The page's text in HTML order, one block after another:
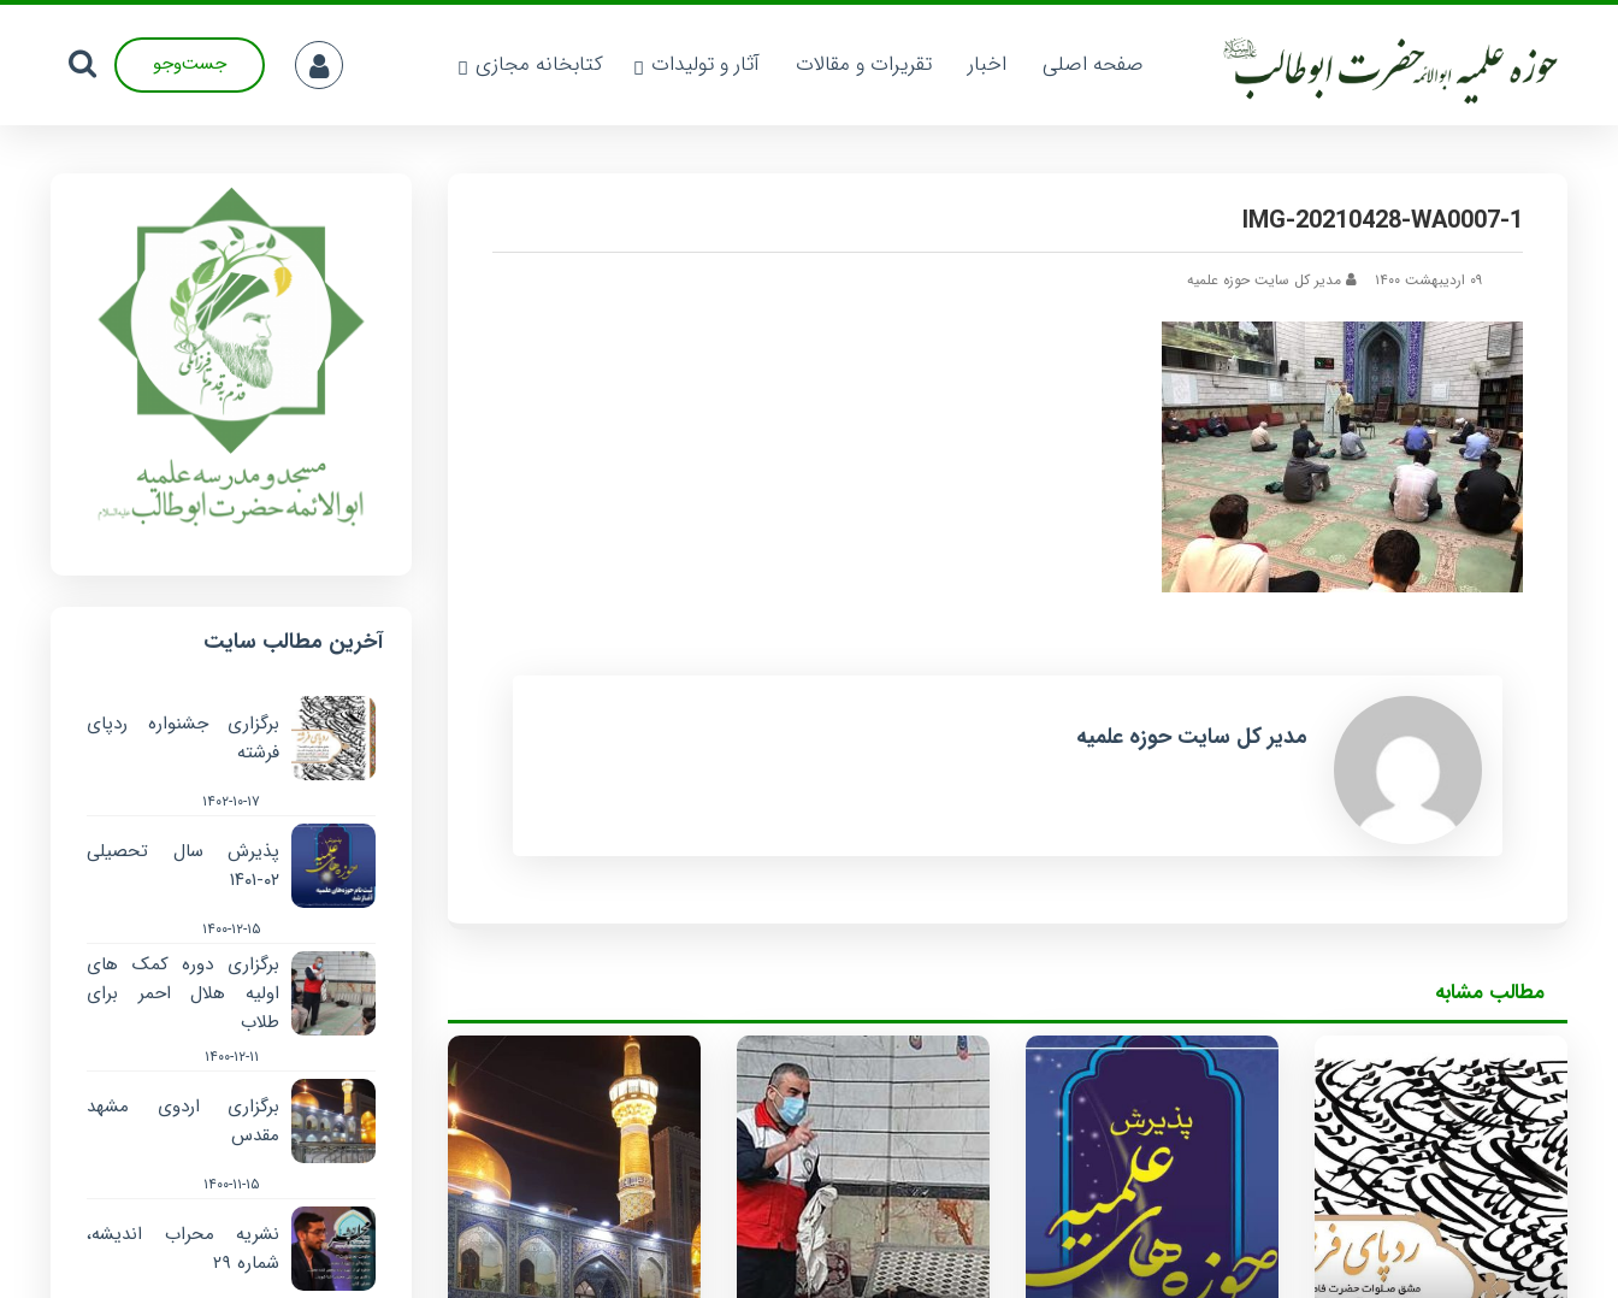
صفحه اصلی اخبار تقریرات و مقالات آثار و تولیدات کتابخانه مجازی جست‌وجو
IMG-20210428-WA0007-1
۰۹ اردیبهشت ۱۴۰۰ مدیر کل سایت حوزه علمیه
مدیر کل سایت حوزه علمیه
مطالب مشابه
آخرین مطالب سایت
برگزاری جشنواره ردپای
فرشته
۱۴۰۲-۱۰-۱۷
پذیرش سال تحصیلی
۰۲-۱۴۰۱
۱۴۰۰-۱۲-۱۵
برگزاری دوره کمک های
اولیه هلال احمر برای
طلاب
۱۴۰۰-۱۲-۱۱
برگزاری اردوی مشهد
مقدس
۱۴۰۰-۱۱-۱۵
نشریه محراب اندیشه،
شماره ۲۹